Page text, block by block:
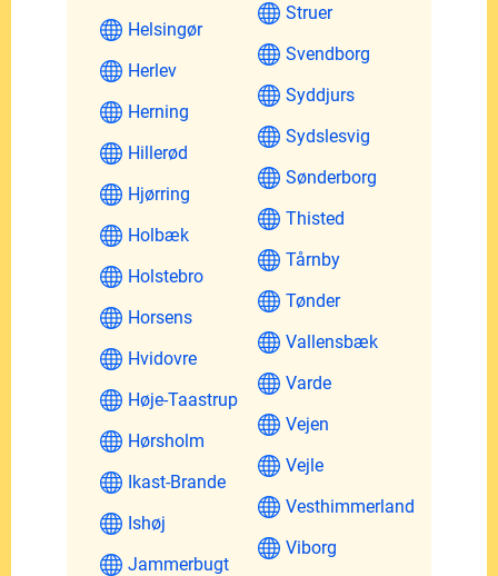
Helsingør
Herlev
Herning
Hillerød
Hjørring
Holbæk
Holstebro
Horsens
Hvidovre
Høje-Taastrup
Hørsholm
Ikast-Brande
Ishøj
Jammerbugt
Struer
Svendborg
Syddjurs
Sydslesvig
Sønderborg
Thisted
Tårnby
Tønder
Vallensbæk
Varde
Vejen
Vejle
Vesthimmerland
Viborg